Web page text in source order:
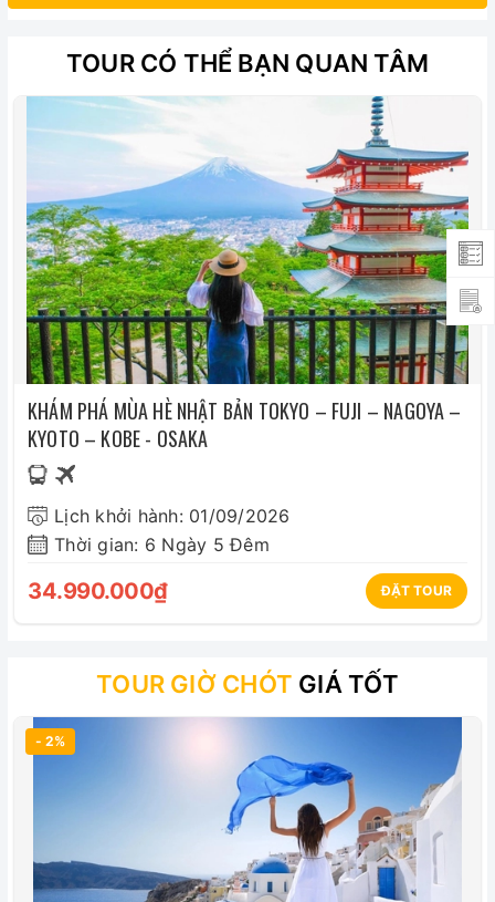
Các chi phí phát sinh khác ngoài chương trình
Phụ thu phòng đơn đối với khách đăng ký lẻ trong
trường hợp không ghép ở cùng được
Thuế VAT (nếu có nhu cầu lấy hóa đơn)
Các chi phí không liệt kê trong mục bao gồm
TOUR CÓ THỂ BẠN QUAN TÂM
KHÁM PHÁ MÙA HÈ NHẬT BẢN TOKYO – FUJI – NAGOYA –
KYOTO – KOBE - OSAKA
Lịch khởi hành: 01/09/2026
Thời gian: 6 Ngày 5 Đêm
34.990.000₫ ĐẶT TOUR
TOUR GIỜ CHÓT GIÁ TỐT
- 2%